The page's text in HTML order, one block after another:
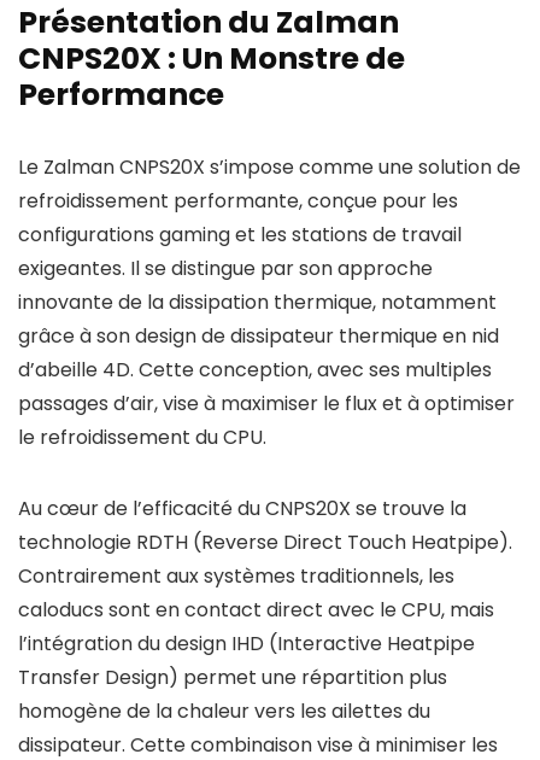
Présentation du Zalman
CNPS20X : Un Monstre de
Performance
Le Zalman CNPS20X s’impose comme une solution de
refroidissement performante, conçue pour les
configurations gaming et les stations de travail
exigeantes. Il se distingue par son approche
innovante de la dissipation thermique, notamment
grâce à son design de dissipateur thermique en nid
d’abeille 4D. Cette conception, avec ses multiples
passages d’air, vise à maximiser le flux et à optimiser
le refroidissement du CPU.
Au cœur de l’efficacité du CNPS20X se trouve la
technologie RDTH (Reverse Direct Touch Heatpipe).
Contrairement aux systèmes traditionnels, les
caloducs sont en contact direct avec le CPU, mais
l’intégration du design IHD (Interactive Heatpipe
Transfer Design) permet une répartition plus
homogène de la chaleur vers les ailettes du
dissipateur. Cette combinaison vise à minimiser les